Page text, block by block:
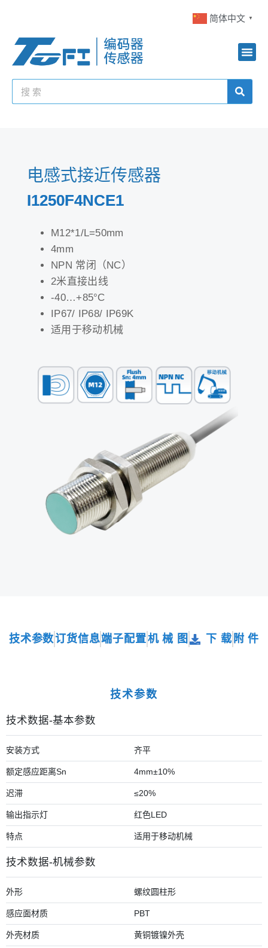
简体中文 ▼
电感式接近传感器
I1250F4NCE1
M12*1/L=50mm
4mm
NPN 常闭（NC）
2米直接出线
-40…+85°C
IP67/ IP68/ IP69K
适用于移动机械
技术参数订货信息端子配置机 械 图 下 载 附 件
技术参数
技术数据-基本参数
安装方式 齐平
额定感应距离Sn 4mm±10%
迟滞 ≤20%
输出指示灯 红色LED
特点 适用于移动机械
技术数据-机械参数
外形 螺纹圆柱形
感应面材质 PBT
外壳材质 黄铜镀镍外壳